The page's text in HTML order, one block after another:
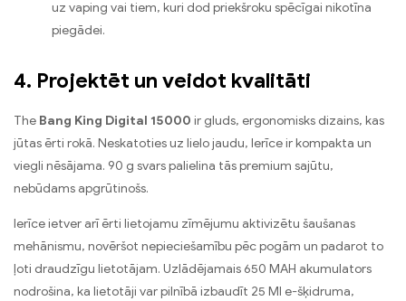
uz vaping vai tiem, kuri dod priekšroku spēcīgai nikotīna
piegādei.
4. Projektēt un veidot kvalitāti
The Bang King Digital 15000 ir gluds, ergonomisks dizains, kas
jūtas ērti rokā. Neskatoties uz lielo jaudu, Ierīce ir kompakta un
viegli nēsājama. 90 g svars palielina tās premium sajūtu,
nebūdams apgrūtinošs.
Ierīce ietver arī ērti lietojamu zīmējumu aktivizētu šaušanas
mehānismu, novēršot nepieciešamību pēc pogām un padarot to
ļoti draudzīgu lietotājam. Uzlādējamais 650 MAH akumulators
nodrošina, ka lietotāji var pilnībā izbaudīt 25 Ml e-šķidruma,